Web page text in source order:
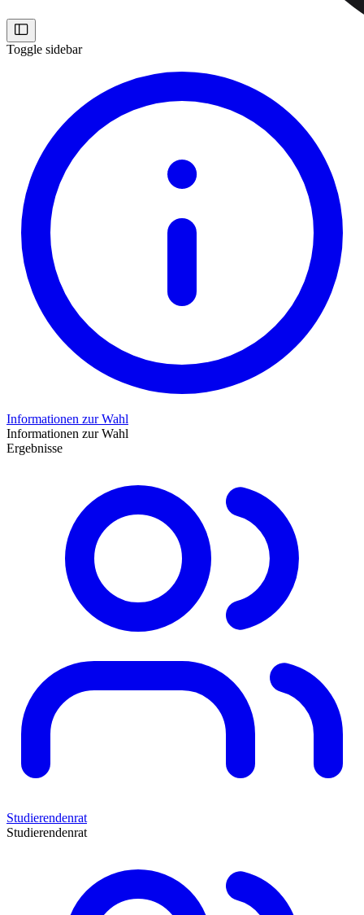
Toggle sidebar
Informationen zur Wahl
Informationen zur Wahl
Ergebnisse
Studierendenrat
Studierendenrat